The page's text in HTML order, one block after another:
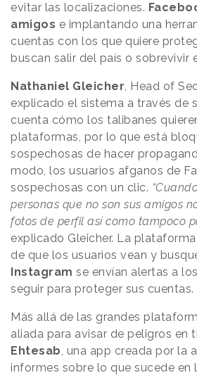
evitar las localizaciones.
amigos e implantando una
cuentas con los que quiere
buscan salir del país o sobrevivir
Nathaniel Gleicher, Head of
explicado el sistema a través de
cuenta cómo los talibanes
plataformas, por lo que está
sospechosas de hacer
modo, los usuarios afganos de
sospechosas con un clic.
personas que no son sus amigos
fotos de perfil así como tampoco
explicado Gleicher. La
de que los usuarios vean y
Instagram se envían alertas a
seguir para proteger sus cuentas.
Más allá de las grandes
aliada para avisar de peligros en
Ehtesab, una app creada por la
informes sobre lo que sucede